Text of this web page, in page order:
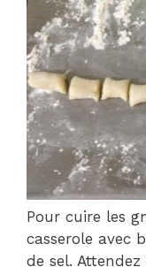
Pour cuire les
casserole avec
de sel.